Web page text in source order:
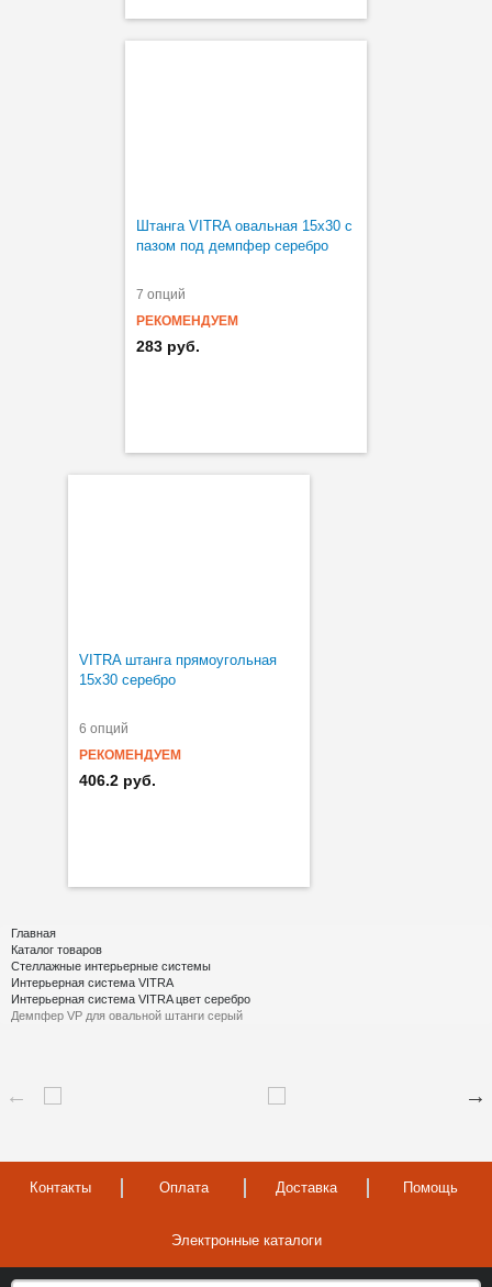
Штанга VITRA овальная 15х30 с
пазом под демпфер серебро
7 опций
РЕКОМЕНДУЕМ
283 руб.
VITRA штанга прямоугольная
15х30 серебро
6 опций
РЕКОМЕНДУЕМ
406.2 руб.
Главная
Каталог товаров
Стеллажные интерьерные системы
Интерьерная система VITRA
Интерьерная система VITRA цвет серебро
Демпфер VP для овальной штанги серый
Контакты Оплата Доставка Помощь
Электронные каталоги